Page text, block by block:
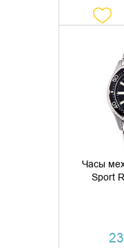
Часы
Sport